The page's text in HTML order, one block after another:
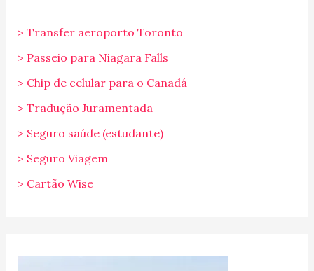
> Transfer aeroporto Toronto
> Passeio para Niagara Falls
> Chip de celular para o Canadá
> Tradução Juramentada
> Seguro saúde (estudante)
> Seguro Viagem
> Cartão Wise